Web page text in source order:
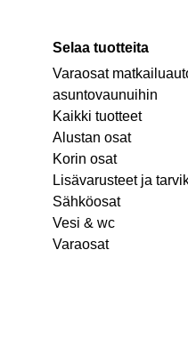
Selaa tuotteita
Varaosat
asuntovaunuihin
Kaikki tuotteet
Alustan osat
Korin osat
Lisävarusteet ja
Sähköosat
Vesi & wc
Varaosat